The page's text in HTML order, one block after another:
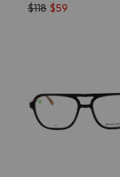
$118 $59